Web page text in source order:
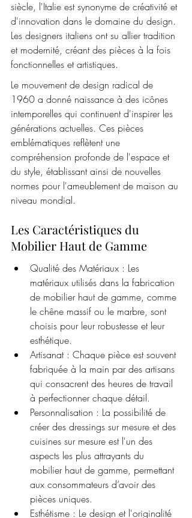
siècle, l'Italie est synonyme de créativité et
d'innovation dans le domaine du design.
Les designers italiens ont su allier tradition
et modernité, créant des pièces à la fois
fonctionnelles et artistiques.
Le mouvement de design radical de
1960 a donné naissance à des icônes
intemporelles qui continuent d'inspirer les
générations actuelles. Ces pièces
emblématiques reflètent une
compréhension profonde de l'espace et
du style, établissant ainsi de nouvelles
normes pour l'ameublement de maison au
niveau mondial.
Les Caractéristiques du
Mobilier Haut de Gamme
Qualité des Matériaux : Les
matériaux utilisés dans la fabrication
de mobilier haut de gamme, comme
le chêne massif ou le marbre, sont
choisis pour leur robustesse et leur
esthétique.
Artisanat : Chaque pièce est souvent
fabriquée à la main par des artisans
qui consacrent des heures de travail
à perfectionner chaque détail.
Personnalisation : La possibilité de
créer des dressings sur mesure et des
cuisines sur mesure est l'un des
aspects les plus attrayants du
mobilier haut de gamme, permettant
aux consommateurs d’avoir des
pièces uniques.
Esthétisme : Le design et l'originalité